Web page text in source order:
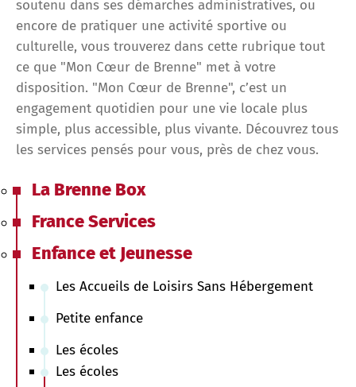
soutenu dans ses démarches administratives, ou
encore de pratiquer une activité sportive ou
culturelle, vous trouverez dans cette rubrique tout
ce que "Mon Cœur de Brenne" met à votre
disposition. "Mon Cœur de Brenne", c’est un
engagement quotidien pour une vie locale plus
simple, plus accessible, plus vivante. Découvrez tous
les services pensés pour vous, près de chez vous.
La Brenne Box
France Services
Enfance et Jeunesse
Les Accueils de Loisirs Sans Hébergement
Petite enfance
Les écoles
Les écoles